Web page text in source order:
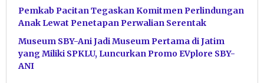
Pemkab Pacitan Tegaskan Komitmen Perlindungan
Anak Lewat Penetapan Perwalian Serentak
Museum SBY-Ani Jadi Museum Pertama di Jatim
yang Miliki SPKLU, Luncurkan Promo EVplore SBY-
ANI